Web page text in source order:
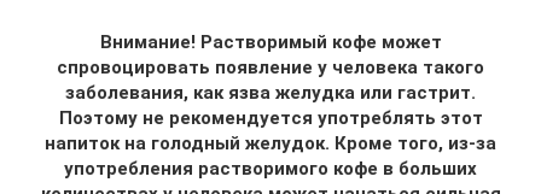
Внимание! Растворимый кофе может
спровоцировать появление у человека такого
заболевания, как язва желудка или гастрит.
Поэтому не рекомендуется употреблять этот
напиток на голодный желудок. Кроме того, из-за
употребления растворимого кофе в больших